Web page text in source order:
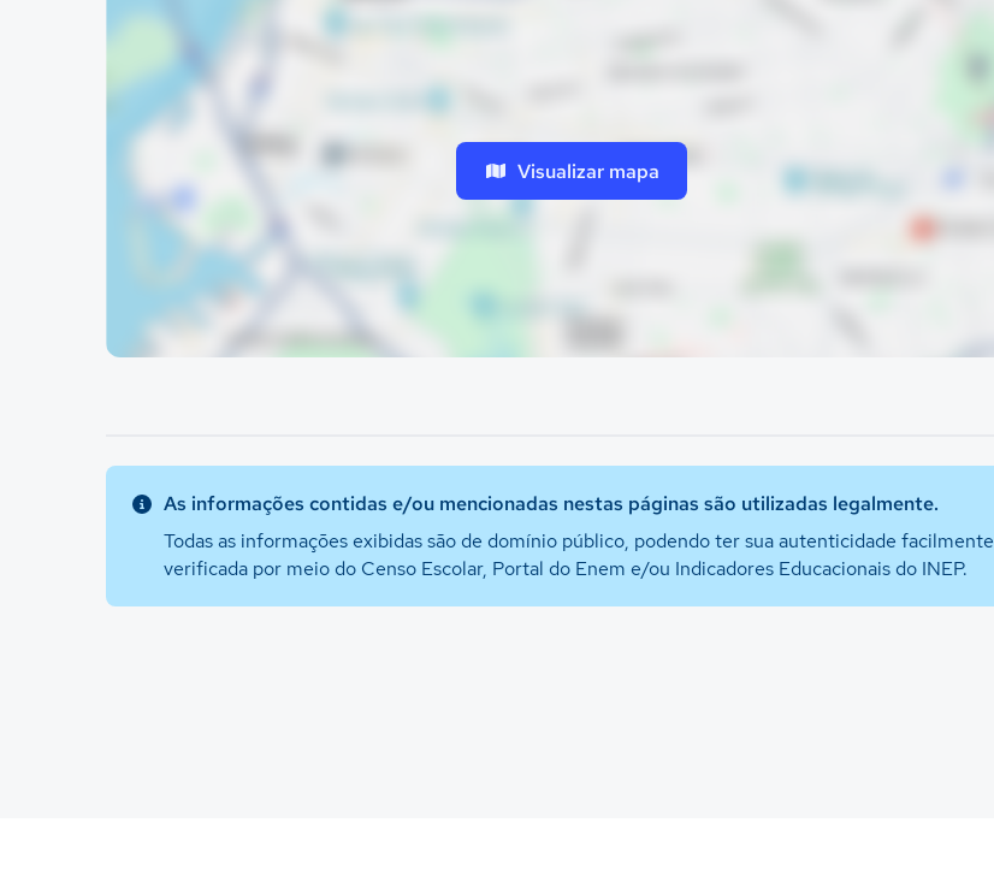
Visualizar mapa
As informações contidas e/ou mencionadas nestas páginas são utilizadas legalmente.
Todas as informações exibidas são de domínio público, podendo ter sua autenticidade facilmente
verificada por meio do Censo Escolar, Portal do Enem e/ou Indicadores Educacionais do INEP.